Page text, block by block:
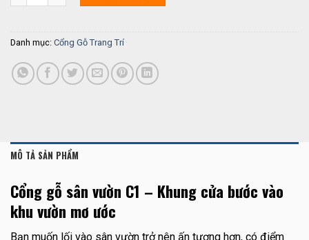
Danh mục: Cổng Gỗ Trang Trí
MÔ TẢ SẢN PHẨM
Cổng gỗ sân vườn C1 – Khung cửa bước vào
khu vườn mơ ước
Bạn muốn lối vào sân vườn trở nên ấn tượng hơn, có điểm